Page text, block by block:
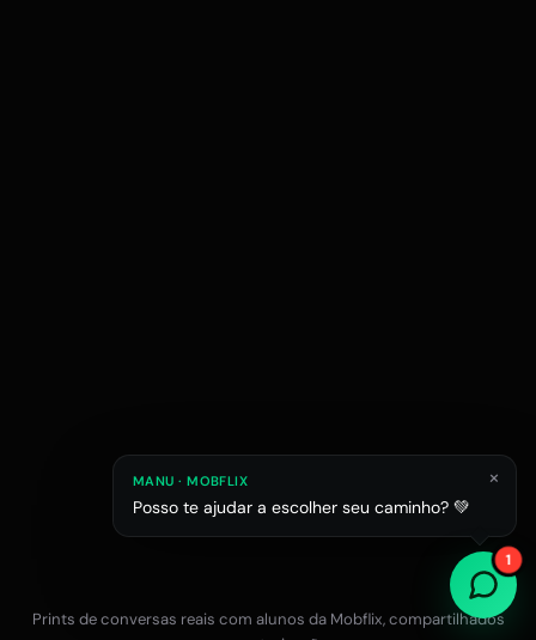
Júlia L.
Raphael M.
Estagiário em
Prints de conversas reais com alunos da Mobflix, compartilhados
12x R$47
1
MANU · MOBFLIX
Posso te ajudar a escolher seu caminho? 💚
×
Falar com a equipe no WhatsApp